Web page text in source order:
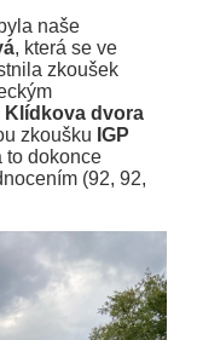
naše
, která se ve
zkoušek
Klídkova dvora
zkoušku IGP
to dokonce
(92, 92,